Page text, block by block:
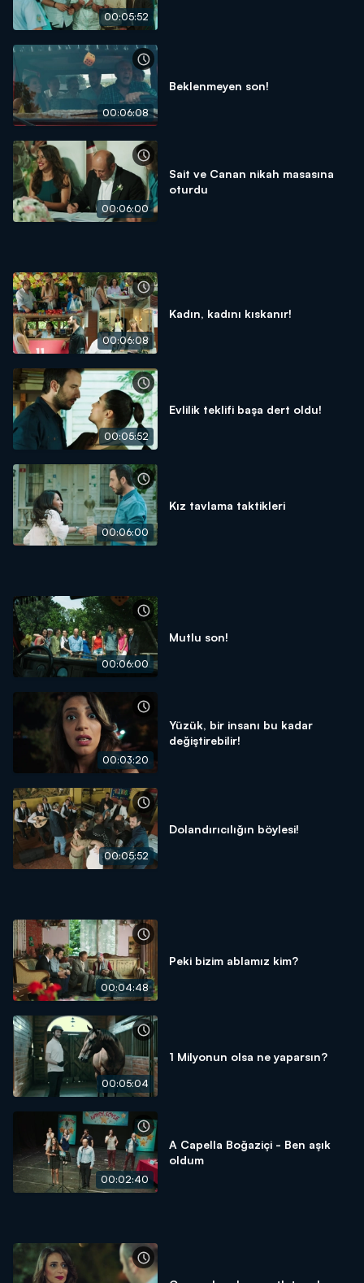
00:05:52
00:06:08
Beklenmeyen son!
00:06:00
Sait ve Canan nikah masasına
oturdu
00:06:08
Kadın, kadını kıskanır!
00:05:52
Evlilik teklifi başa dert oldu!
00:06:00
Kız tavlama taktikleri
00:06:00
Mutlu son!
00:03:20
Yüzük, bir insanı bu kadar
değiştirebilir!
00:05:52
Dolandırıcılığın böylesi!
00:04:48
Peki bizim ablamız kim?
00:05:04
1 Milyonun olsa ne yaparsın?
00:02:40
A Capella Boğaziçi - Ben aşık
oldum